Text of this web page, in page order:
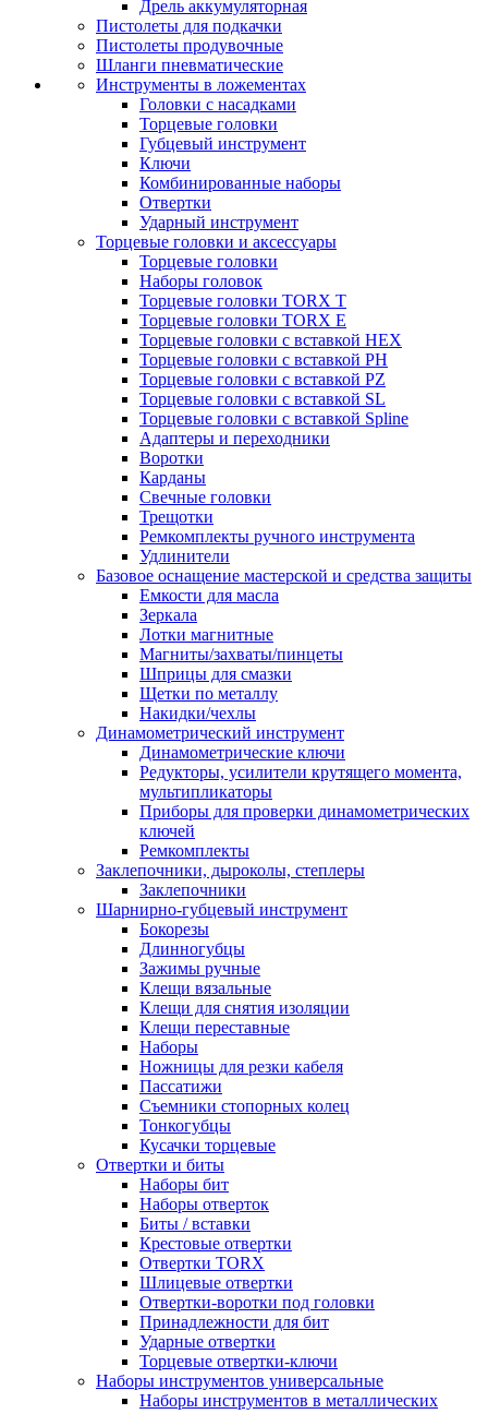
Дрель аккумуляторная
Пистолеты для подкачки
Пистолеты продувочные
Шланги пневматические
Инструменты в ложементах
Головки с насадками
Торцевые головки
Губцевый инструмент
Ключи
Комбинированные наборы
Отвертки
Ударный инструмент
Торцевые головки и аксессуары
Торцевые головки
Наборы головок
Торцевые головки TORX T
Торцевые головки TORX Е
Торцевые головки с вставкой HEX
Торцевые головки с вставкой PH
Торцевые головки с вставкой PZ
Торцевые головки с вставкой SL
Торцевые головки с вставкой Spline
Адаптеры и переходники
Воротки
Карданы
Свечные головки
Трещотки
Ремкомплекты ручного инструмента
Удлинители
Базовое оснащение мастерской и средства защиты
Емкости для масла
Зеркала
Лотки магнитные
Магниты/захваты/пинцеты
Шприцы для смазки
Щетки по металлу
Накидки/чехлы
Динамометрический инструмент
Динамометрические ключи
Редукторы, усилители крутящего момента,
мультипликаторы
Приборы для проверки динамометрических
ключей
Ремкомплекты
Заклепочники, дыроколы, степлеры
Заклепочники
Шарнирно-губцевый инструмент
Бокорезы
Длинногубцы
Зажимы ручные
Клещи вязальные
Клещи для снятия изоляции
Клещи переставные
Наборы
Ножницы для резки кабеля
Пассатижи
Съемники стопорных колец
Тонкогубцы
Кусачки торцевые
Отвертки и биты
Наборы бит
Наборы отверток
Биты / вставки
Крестовые отвертки
Отвертки TORX
Шлицевые отвертки
Отвертки-воротки под головки
Принадлежности для бит
Ударные отвертки
Торцевые отвертки-ключи
Наборы инструментов универсальные
Наборы инструментов в металлических